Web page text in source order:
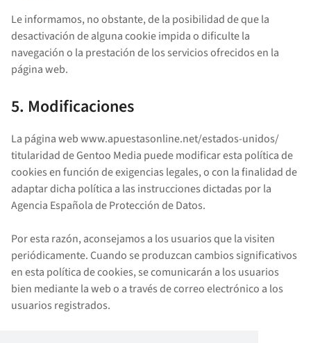
Le informamos, no obstante, de la posibilidad de que la
desactivación de alguna cookie impida o dificulte la
navegación o la prestación de los servicios ofrecidos en la
página web.
5. Modificaciones
La página web www.apuestasonline.net/estados-unidos/
titularidad de Gentoo Media puede modificar esta política de
cookies en función de exigencias legales, o con la finalidad de
adaptar dicha política a las instrucciones dictadas por la
Agencia Española de Protección de Datos.
Por esta razón, aconsejamos a los usuarios que la visiten
periódicamente. Cuando se produzcan cambios significativos
en esta política de cookies, se comunicarán a los usuarios
bien mediante la web o a través de correo electrónico a los
usuarios registrados.